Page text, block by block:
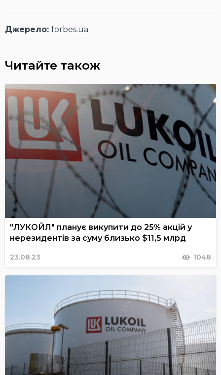
Джерело: forbes.ua
Читайте також
"ЛУКОЙЛ" планує викупити до 25% акцій у
нерезидентів за суму близько $11,5 млрд
23.08.23 1048